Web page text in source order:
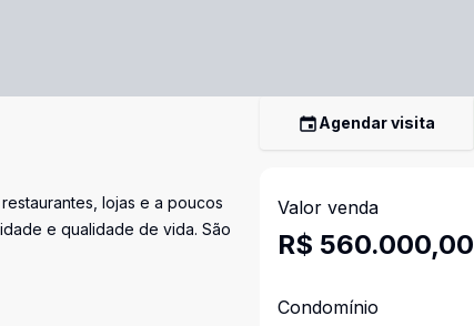
lojas e a poucos
e qualidade de vida. São
Agendar visita
Valor venda
R$ 560.000,00
Condomínio